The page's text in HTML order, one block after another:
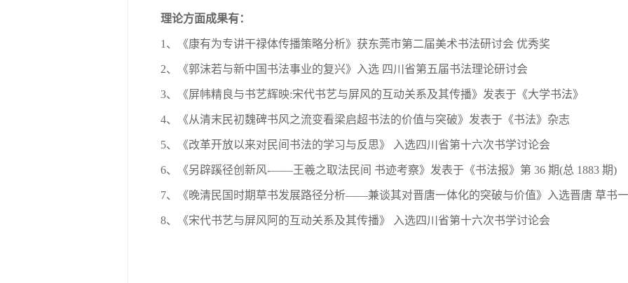
理论方面成果有：
1、《康有为专讲干禄体传播策略分析》获东莞市第二届美术书法研讨会 优秀奖
2、《郭沫若与新中国书法事业的复兴》入选 四川省第五届书法理论研讨会
3、《屏帏精良与书艺辉映:宋代书艺与屏风的互动关系及其传播》发表于《大学书法》
4、《从清末民初魏碑书风之流变看梁启超书法的价值与突破》发表于《书法》杂志
5、《改革开放以来对民间书法的学习与反思》 入选四川省第十六次书学讨论会
6、《另辟蹊径创新风-——王羲之取法民间 书迹考察》发表于《书法报》第 36 期(总 1883 期)
7、《晚清民国时期草书发展路径分析——兼谈其对晋唐一体化的突破与价值》入选晋唐 草书
8、《宋代书艺与屏风阿的互动关系及其传播》 入选四川省第十六次书学讨论会